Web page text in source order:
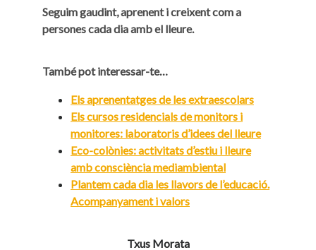
Seguim gaudint, aprenent i creixent com a
persones cada dia amb el lleure.
També pot interessar-te…
Els aprenentatges de les extraescolars
Els cursos residencials de monitors i
monitores: laboratoris d’idees del lleure
Eco-colònies: activitats d’estiu i lleure
amb consciència mediambiental
Plantem cada dia les llavors de l’educació.
Acompanyament i valors
Txus Morata